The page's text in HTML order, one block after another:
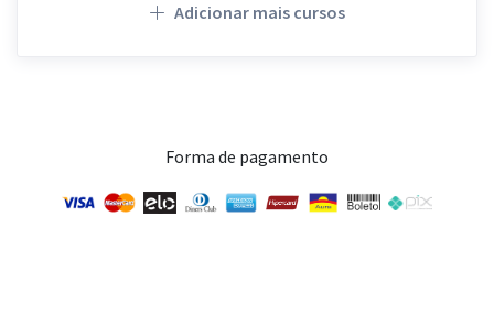
Adicionar mais cursos
Forma de pagamento